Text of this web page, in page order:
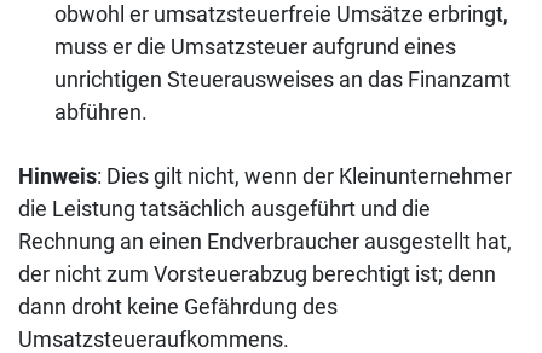
obwohl er umsatzsteuerfreie Umsätze erbringt,
muss er die Umsatzsteuer aufgrund eines
unrichtigen Steuerausweises an das Finanzamt
abführen.
Hinweis: Dies gilt nicht, wenn der Kleinunternehmer
die Leistung tatsächlich ausgeführt und die
Rechnung an einen Endverbraucher ausgestellt hat,
der nicht zum Vorsteuerabzug berechtigt ist; denn
dann droht keine Gefährdung des
Umsatzsteueraufkommens.